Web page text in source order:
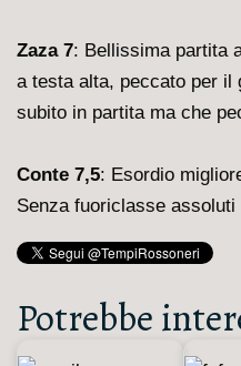
Zaza 7: Bellissima partita
a testa alta, peccato per il
subito in partita ma che
Conte 7,5: Esordio
Senza fuoriclasse
Potrebbe